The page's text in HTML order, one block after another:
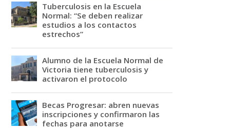
Tuberculosis en la Escuela
Normal: “Se deben realizar
estudios a los contactos
estrechos”
Alumno de la Escuela Normal de
Victoria tiene tuberculosis y
activaron el protocolo
Becas Progresar: abren nuevas
inscripciones y confirmaron las
fechas para anotarse